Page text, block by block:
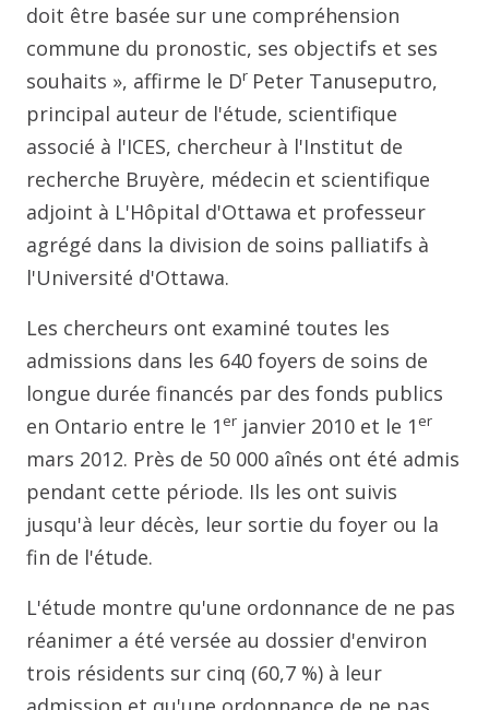
doit être basée sur une compréhension
commune du pronostic, ses objectifs et ses
souhaits », affirme le Dr Peter Tanuseputro,
principal auteur de l'étude, scientifique
associé à l'ICES, chercheur à l'Institut de
recherche Bruyère, médecin et scientifique
adjoint à L'Hôpital d'Ottawa et professeur
agrégé dans la division de soins palliatifs à
l'Université d'Ottawa.
Les chercheurs ont examiné toutes les
admissions dans les 640 foyers de soins de
longue durée financés par des fonds publics
en Ontario entre le 1er janvier 2010 et le 1er
mars 2012. Près de 50 000 aînés ont été admis
pendant cette période. Ils les ont suivis
jusqu'à leur décès, leur sortie du foyer ou la
fin de l'étude.
L'étude montre qu'une ordonnance de ne pas
réanimer a été versée au dossier d'environ
trois résidents sur cinq (60,7 %) à leur